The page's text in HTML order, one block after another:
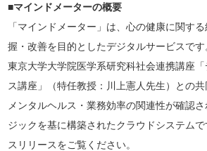
■マインドメーターの概要
「マインドメーター」は、心の健康に関す
握・改善を目的としたデジタルサービスです
東京大学大学院医学系研究科社会連携講座
ス講座」（特任教授：川上憲人先生）との
メンタルヘルス・業務効率の関連性が確認
ジックを基に構築されたクラウドシステム
スリリースをご覧ください。